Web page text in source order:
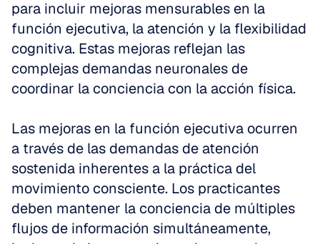
para incluir mejoras mensurables en la
función ejecutiva, la atención y la flexibilidad
cognitiva. Estas mejoras reflejan las
complejas demandas neuronales de
coordinar la conciencia con la acción física.
Las mejoras en la función ejecutiva ocurren
a través de las demandas de atención
sostenida inherentes a la práctica del
movimiento consciente. Los practicantes
deben mantener la conciencia de múltiples
flujos de información simultáneamente,